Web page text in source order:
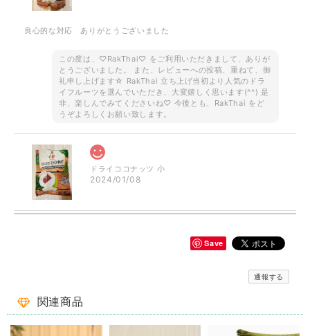
良心的な対応 ありがとうございました
この度は、♡RakThai♡ をご利用いただきまして、ありが
とうございました。 また、レビューへの投稿、重ねて、御
礼申し上げます☆ RakThai 立ち上げ当初より人気のドラ
イフルーツを選んでいただき、大変嬉しく思います(^^) 是
非、楽しんでみてくださいね♡ 今後とも、RakThai をど
うぞよろしくお願い致します。
ドライココナッツ 小
2024/01/08
ご予約品です！ ロータス 半袖シャツ ブラウン
一目惚れ✾で即買いしました。見たままのとっても素敵なでした✨とて
も敏速、丁寧な対応で、本当に良いお買い物出来ました。有難うござい
Save
通報する
関連商品